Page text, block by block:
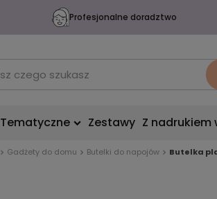
Profesjonalne doradztwo
Tematyczne Zestawy Z nadrukiem
Gadżety do domu Butelki do napojów Butelka